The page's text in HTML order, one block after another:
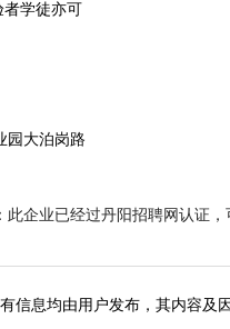
者学徒亦可
园大泊岗路
此企业已经过丹阳招聘网认证，
信息均由用户发布，其内容及